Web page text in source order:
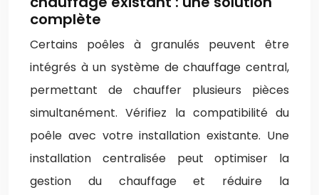
complète
Certains poêles à granulés peuvent être
intégrés à un système de chauffage central,
permettant de chauffer plusieurs pièces
simultanément. Vérifiez la compatibilité du
poêle avec votre installation existante. Une
installation centralisée peut optimiser la
gestion du chauffage et réduire la